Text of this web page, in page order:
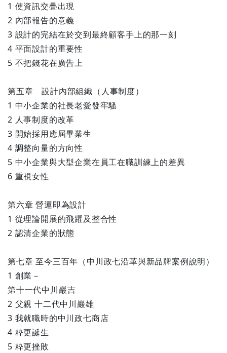
1 使資訊交疊出現
2 內部報告的意義
3 設計的完結在於交到最終顧客手上的那一刻
4 平面設計的重要性
5 不把錢花在廣告上
第五章 設計內部組織（人事制度）
1 中小企業的社長老愛發牢騷
2 人事制度的改革
3 開始採用應屆畢業生
4 調整向量的方向性
5 中小企業與大型企業在員工在職訓練上的差異
6 重視女性
第六章 營運即為設計
1 從理論開展的飛躍及整合性
2 認清企業的狀態
第七章 至今三百年（中川政七沿革與新品牌案例說明）
1 創業－
第十一代中川巖吉
2 父親 十二代中川巖雄
3 我就職時的中川政七商店
4 粋更誕生
5 粋更挫敗